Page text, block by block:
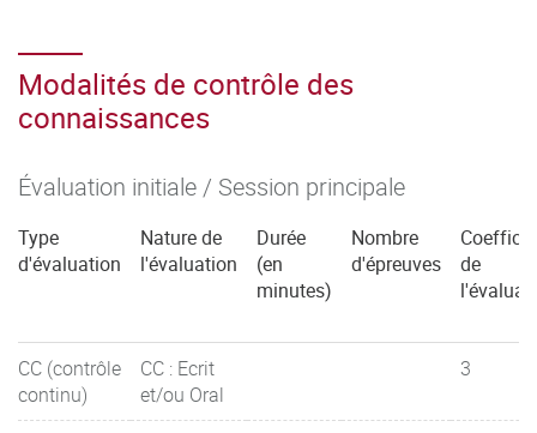
Modalités de contrôle des
connaissances
Évaluation initiale / Session principale
Type
d'évaluation
Nature de
l'évaluation
Durée
(en
minutes)
Nombre
d'épreuves
de
CC (contrôle
continu)
CC : Ecrit
et/ou Oral
3